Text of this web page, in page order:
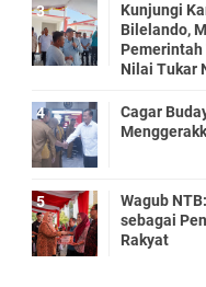
Kunjungi
Bilelando,
Pemerintah
Nilai Tukar
Cagar
Wagub
sebagai
Rakyat